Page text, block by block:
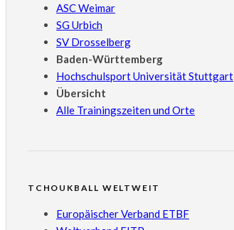
ASC Weimar
SG Urbich
SV Drosselberg
Baden-Württemberg
Hochschulsport Universität Stuttgart
Übersicht
Alle Trainingszeiten und Orte
TCHOUKBALL WELTWEIT
Europäischer Verband ETBF